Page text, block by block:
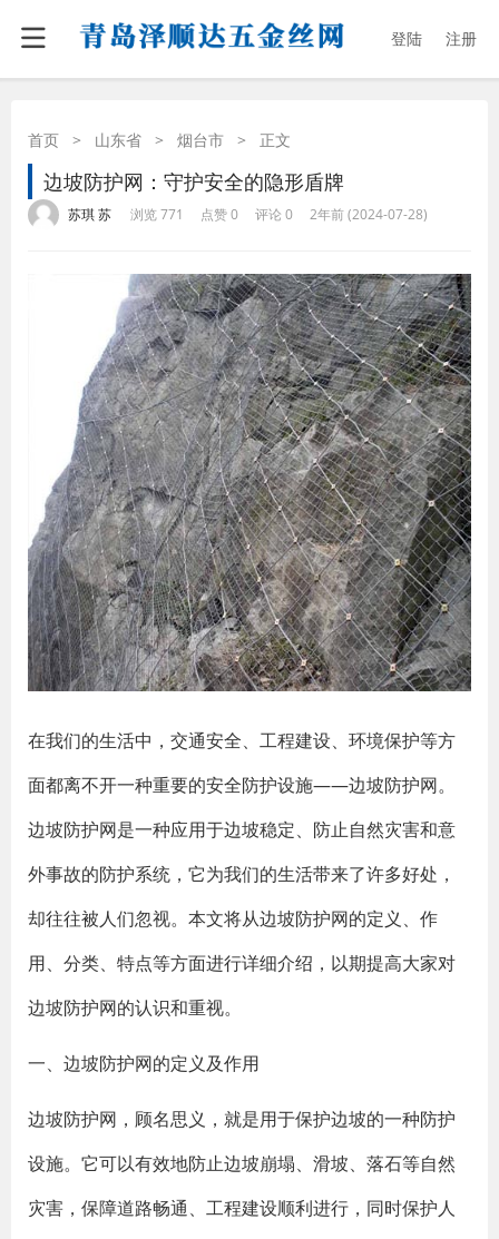
登陆 注册
首页 > 山东省 > 烟台市 > 正文
边坡防护网：守护安全的隐形盾牌
苏琪 苏 浏览 771 点赞 0 评论 0 2年前 (2024-07-28)
在我们的生活中，交通安全、工程建设、环境保护等方
面都离不开一种重要的安全防护设施——边坡防护网。
边坡防护网是一种应用于边坡稳定、防止自然灾害和意
外事故的防护系统，它为我们的生活带来了许多好处，
却往往被人们忽视。本文将从边坡防护网的定义、作
用、分类、特点等方面进行详细介绍，以期提高大家对
边坡防护网的认识和重视。
一、边坡防护网的定义及作用
边坡防护网，顾名思义，就是用于保护边坡的一种防护
设施。它可以有效地防止边坡崩塌、滑坡、落石等自然
灾害，保障道路畅通、工程建设顺利进行，同时保护人